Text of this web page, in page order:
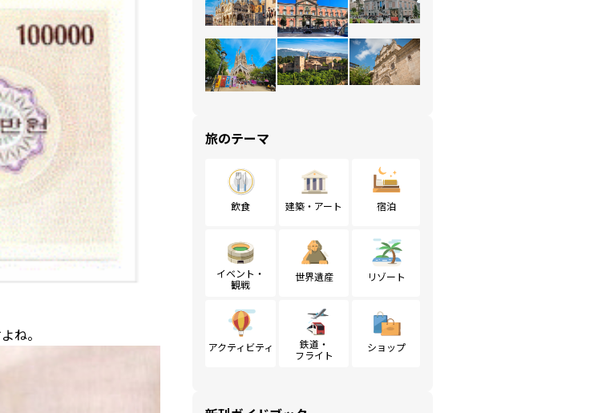
ね。
旅のテーマ
飲食 建築・アート 宿泊
イベント・
観戦
世界遺産 リゾート
アクティビティ
鉄道・
フライト
ショップ